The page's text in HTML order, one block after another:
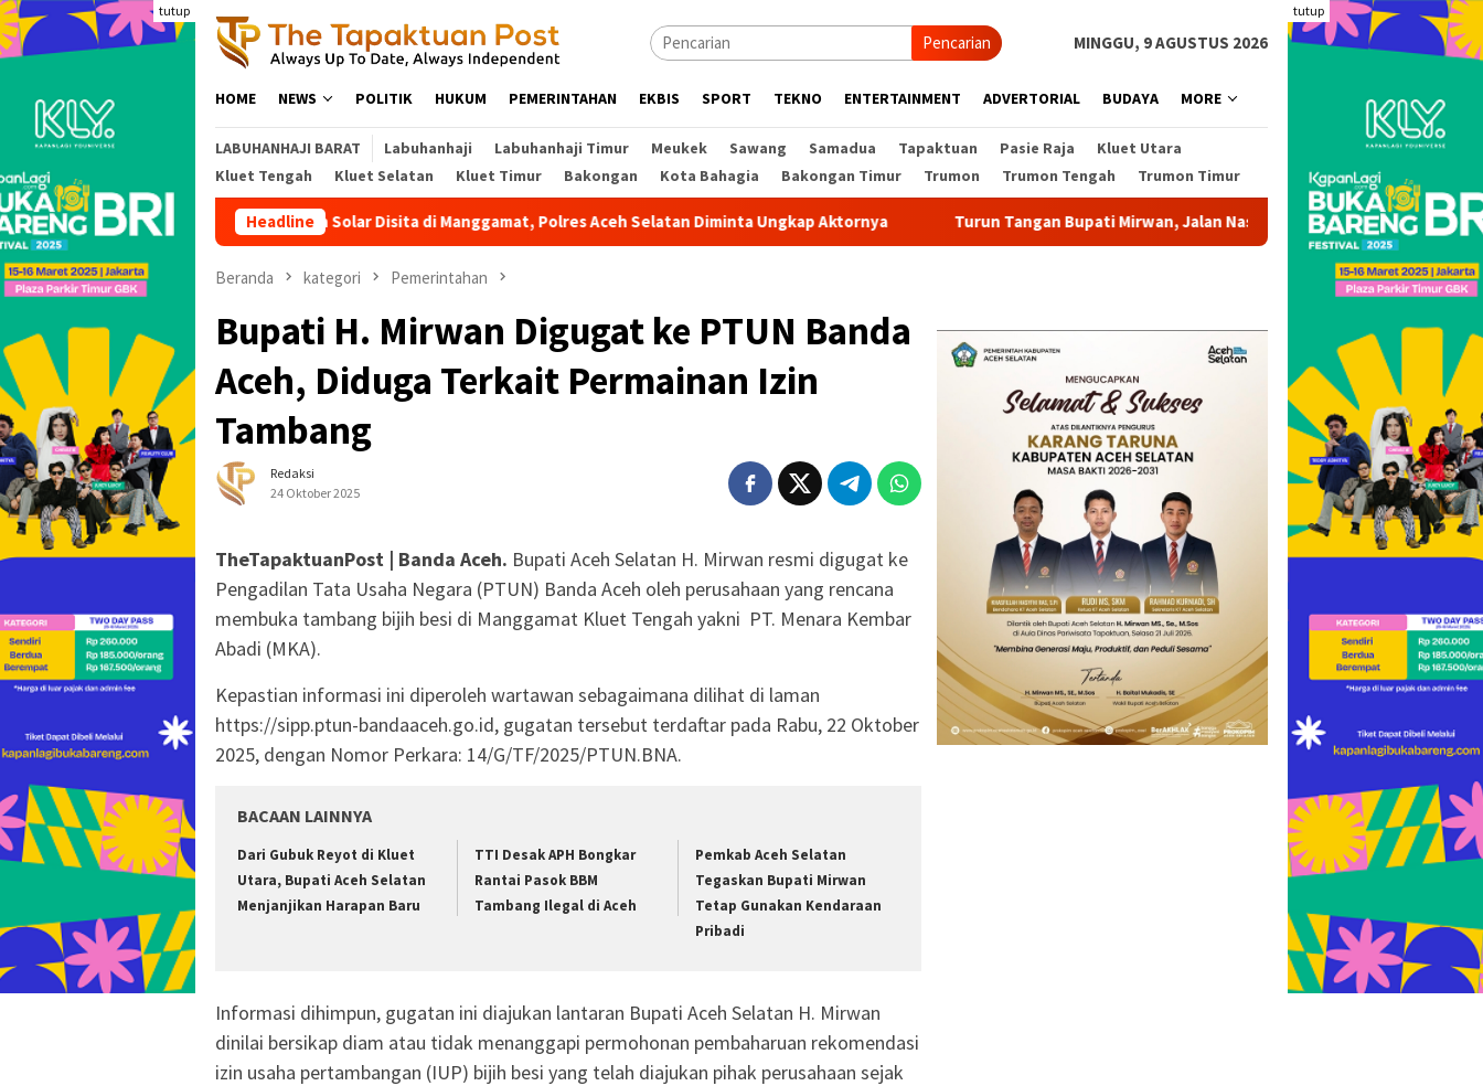
Loncat
ke
konten
tutup tutup
Pencarian MINGGU, 9 AGUSTUS 2026
HOME NEWS POLITIK HUKUM PEMERINTAHAN EKBIS SPORT TEKNO ENTERTAINMENT ADVERTORIAL BUDAYA MORE
LABUHANHAJI BARAT Labuhanhaji Labuhanhaji Timur Meukek Sawang Samadua Tapaktuan Pasie Raja
Kluet Utara
Kluet Tengah
Kluet Selatan Kluet Timur Bakongan Kota Bahagia Bakongan Timur Trumon Trumon Tengah Trumon Timur
Headline
30 Jeriken Solar Disita di Manggamat, Polres Aceh Selatan Diminta Ungkap Aktornya Turun Tangan Bupati Mirwan, Jalan Nasional Air Dingin Samadua Yang Rusak
Beranda kategori Pemerintahan
Bupati H. Mirwan Digugat ke PTUN Banda
Aceh, Diduga Terkait Permainan Izin
Tambang
Redaksi
24 Oktober 2025
TheTapaktuanPost | Banda Aceh. Bupati Aceh Selatan H. Mirwan resmi digugat ke
Pengadilan Tata Usaha Negara (PTUN) Banda Aceh oleh perusahaan yang rencana
membuka tambang bijih besi di Manggamat Kluet Tengah yakni PT. Menara Kembar
Abadi (MKA).
Kepastian informasi ini diperoleh wartawan sebagaimana dilihat di laman
https://sipp.ptun-bandaaceh.go.id, gugatan tersebut terdaftar pada Rabu, 22 Oktober
2025, dengan Nomor Perkara: 14/G/TF/2025/PTUN.BNA.
BACAAN LAINNYA
Dari Gubuk Reyot di Kluet
Utara, Bupati Aceh Selatan
Menjanjikan Harapan Baru
TTI Desak APH Bongkar
Rantai Pasok BBM
Tambang Ilegal di Aceh
Pemkab Aceh Selatan
Tegaskan Bupati Mirwan
Tetap Gunakan Kendaraan
Pribadi
Informasi dihimpun, gugatan ini diajukan lantaran Bupati Aceh Selatan H. Mirwan
dinilai bersikap diam atau tidak menanggapi permohonan pembaharuan rekomendasi
izin usaha pertambangan (IUP) bijih besi yang telah diajukan pihak perusahaan sejak